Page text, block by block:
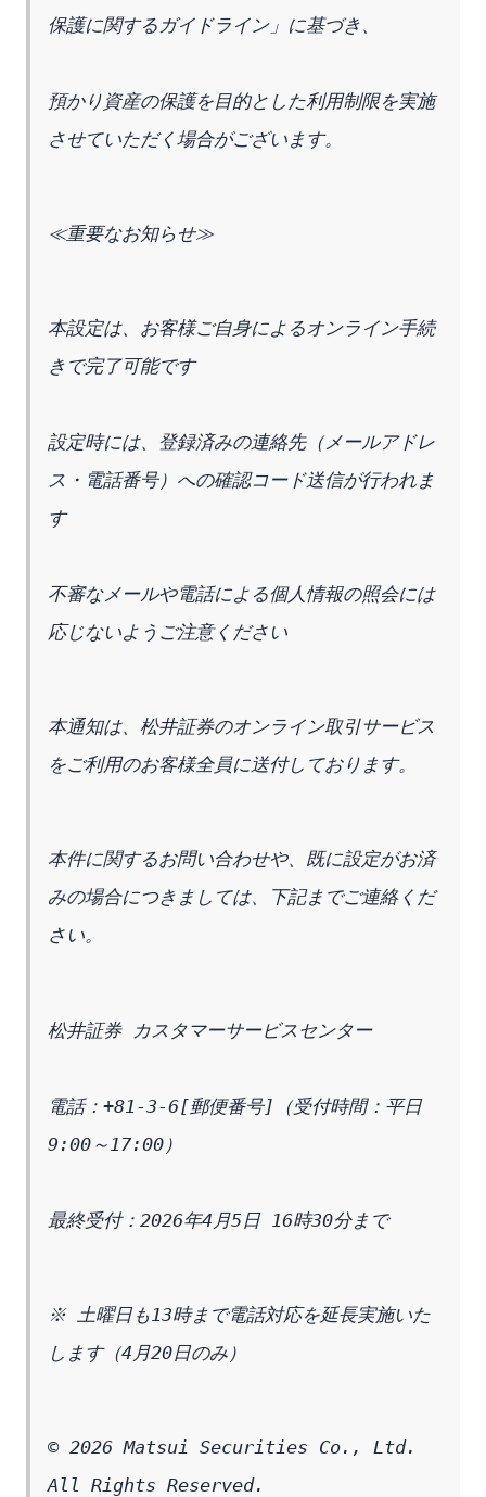
保護に関するガイドライン」に基づき、
預かり資産の保護を目的とした利用制限を実施
させていただく場合がございます。
≪重要なお知らせ≫
本設定は、お客様ご自身によるオンライン手続
きで完了可能です
設定時には、登録済みの連絡先（メールアドレ
ス・電話番号）への確認コード送信が行われま
す
不審なメールや電話による個人情報の照会には
応じないようご注意ください
本通知は、松井証券のオンライン取引サービス
をご利用のお客様全員に送付しております。
本件に関するお問い合わせや、既に設定がお済
みの場合につきましては、下記までご連絡くだ
さい。
松井証券 カスタマーサービスセンター
電話：+81-3-6[郵便番号]（受付時間：平日
9:00～17:00）
最終受付：2026年4月5日 16時30分まで
※ 土曜日も13時まで電話対応を延長実施いた
します（4月20日のみ）
© 2026 Matsui Securities Co., Ltd.